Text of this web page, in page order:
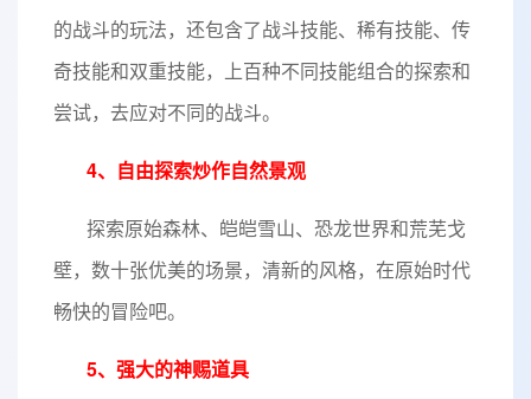
的战斗的玩法，还包含了战斗技能、稀有技能、传
奇技能和双重技能，上百种不同技能组合的探索和
尝试，去应对不同的战斗。
4、自由探索炒作自然景观
探索原始森林、皑皑雪山、恐龙世界和荒芜戈
壁，数十张优美的场景，清新的风格，在原始时代
畅快的冒险吧。
5、强大的神赐道具